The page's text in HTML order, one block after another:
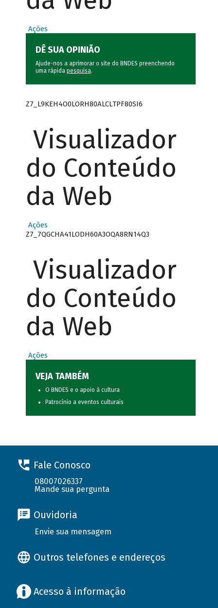
Ações
DÊ SUA OPINIÃO
Ajude-nos a aprimorar o site do BNDES preenchendo
uma rápida pesquisa.
Z7_L9KEH4O0LORH80ALCLTPF80SI6
Visualizador
do Conteúdo
da Web
Ações
Z7_7QGCHA41LODH60A3OQA8RN14Q3
Visualizador
do Conteúdo
da Web
Ações
VEJA TAMBÉM
O BNDES e o apoio à cultura
Patrocínio a eventos culturais
Fale Conosco
08007026337
Mande sua pergunta
Ouvidoria
Envie sua mensagem
Outros telefones e endereços
Acesso à informação